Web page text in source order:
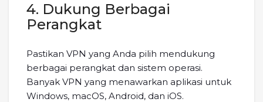
4. Dukung Berbagai
Perangkat
Pastikan VPN yang Anda pilih mendukung
berbagai perangkat dan sistem operasi.
Banyak VPN yang menawarkan aplikasi untuk
Windows, macOS, Android, dan iOS.